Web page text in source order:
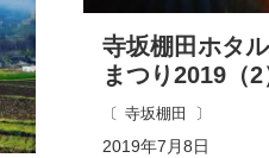
2019年7月8日
寺坂棚田
寺坂棚田ホタ
まつり2019（2